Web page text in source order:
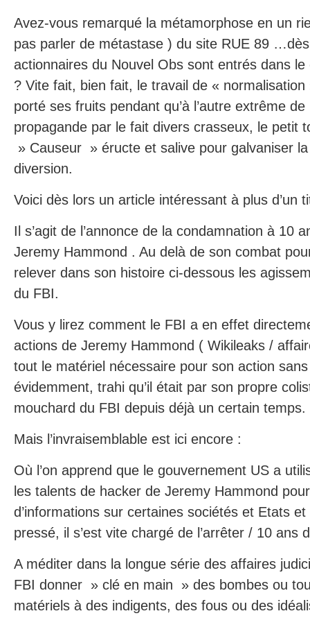
Avez-vous remarqué la métamorphose en un
pas parler de métastase ) du site RUE 89
actionnaires du Nouvel Obs sont entrés dans le
? Vite fait, bien fait, le travail de «
porté ses fruits pendant qu’à l’autre extrême
propagande par le fait divers crasseux, le petit
» Causeur » éructe et salive pour galvaniser
diversion.
Voici dès lors un article intéressant à plus d’un
Il s’agit de l’annonce de la condamnation à 10
Jeremy Hammond . Au delà de son combat
relever dans son histoire ci-dessous les
du FBI.
Vous y lirez comment le FBI a en effet
actions de Jeremy Hammond ( Wikileaks /
tout le matériel nécessaire pour son action sans
évidemment, trahi qu’il était par son propre
mouchard du FBI depuis déjà un certain temps.
Mais l’invraisemblable est ici encore :
Où l’on apprend que le gouvernement US a
les talents de hacker de Jeremy Hammond
d’informations sur certaines sociétés et Etats
pressé, il s’est vite chargé de l’arrêter / 10 ans
A méditer dans la longue série des affaires
FBI donner » clé en main » des bombes ou
matériels à des indigents, des fous ou des